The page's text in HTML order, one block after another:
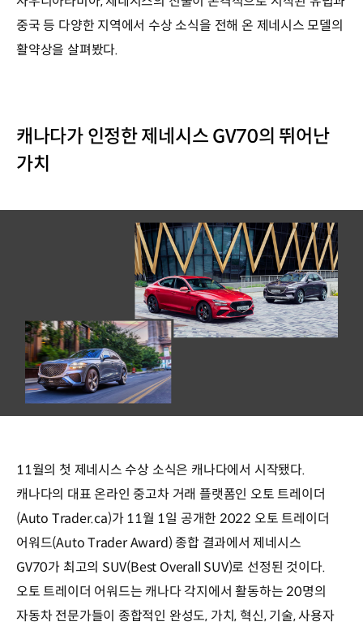
중국 등 다양한 지역에서 수상 소식을 전해 온 제네시스 모델의
활약상을 살펴봤다.
캐나다가 인정한 제네시스 GV70의 뛰어난
가치
11월의 첫 제네시스 수상 소식은 캐나다에서 시작됐다.
캐나다의 대표 온라인 중고차 거래 플랫폼인 오토 트레이더
(Auto Trader.ca)가 11월 1일 공개한 2022 오토 트레이더
어워드(Auto Trader Award) 종합 결과에서 제네시스
GV70가 최고의 SUV(Best Overall SUV)로 선정된 것이다.
오토 트레이더 어워드는 캐나다 각지에서 활동하는 20명의
자동차 전문가들이 종합적인 완성도, 가치, 혁신, 기술, 사용자